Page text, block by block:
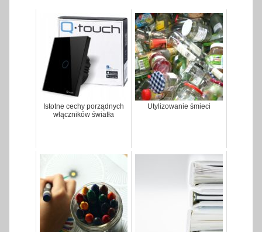
Istotne cechy porządnych
włączników światła
Utylizowanie śmieci